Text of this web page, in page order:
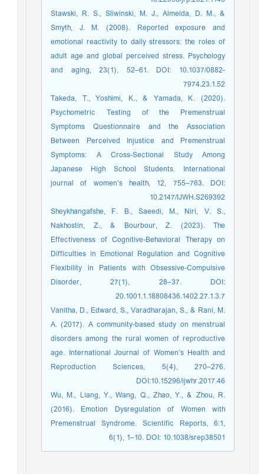
Stawski, R. S., Sliwinski, M. J., Almeida, D. M., &
Smyth, J. M. (2008). Reported exposure and
emotional reactivity to daily stressors: the roles of
adult age and global perceived stress. Psychology
and aging, 23(1), 52–61. DOI: 10.1037/0882-
7974.23.1.52
Takeda, T., Yoshimi, K., & Yamada, K. (2020).
Psychometric Testing of the Premenstrual
Symptoms Questionnaire and the Association
Between Perceived Injustice and Premenstrual
Symptoms: A Cross-Sectional Study Among
Japanese High School Students. International
journal of women’s health, 12, 755–763. DOI:
10.2147/IJWH.S269392
Sheykhangafshe, F. B., Saeedi, M., Niri, V. S.,
Nakhostin, Z., & Bourbour, Z. (2023). The
Effectiveness of Cognitive-Behavioral Therapy on
Difficulties in Emotional Regulation and Cognitive
Flexibility in Patients with Obsessive-Compulsive
Disorder, 27(1), 28–37. DOI:
20.1001.1.18808436.1402.27.1.3.7
Vanitha, D., Edward, S., Varadharajan, S., & Rani, M.
A. (2017). A community-based study on menstrual
disorders among the rural women of reproductive
age. International Journal of Women’s Health and
Reproduction Sciences, 5(4), 270–276.
DOI:10.15296/ijwhr.2017.46
Wu, M., Liang, Y., Wang, Q., Zhao, Y., & Zhou, R.
(2016). Emotion Dysregulation of Women with
Premenstrual Syndrome. Scientific Reports, 6:1,
6(1), 1–10. DOI: 10.1038/srep38501